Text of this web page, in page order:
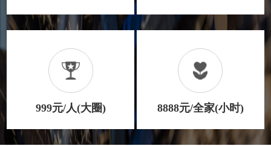
999元/人(大圈) 8888元/全家(小时)